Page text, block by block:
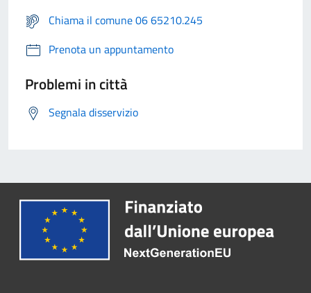
Chiama il comune 06 65210.245
Prenota un appuntamento
Problemi in città
Segnala disservizio